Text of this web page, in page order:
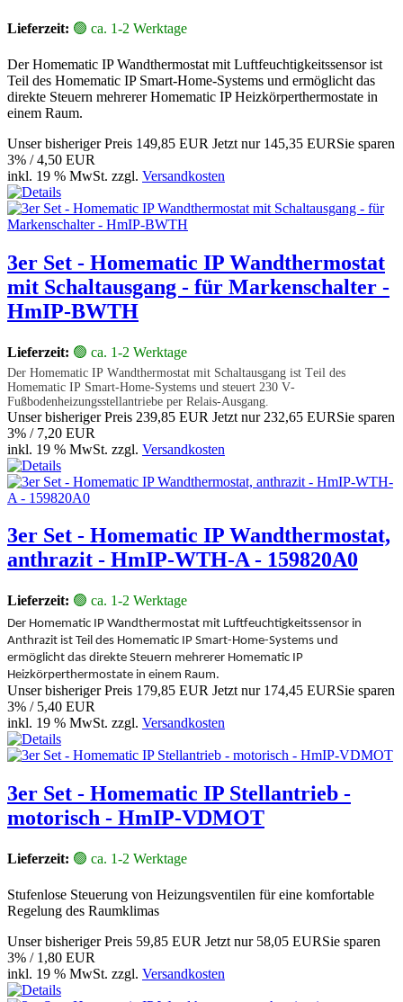
Lieferzeit: 🟢 ca. 1-2 Werktage
Der Homematic IP Wandthermostat mit Luftfeuchtigkeitssensor ist
Teil des Homematic IP Smart-Home-Systems und ermöglicht das
direkte Steuern mehrerer Homematic IP Heizkörperthermostate in
einem Raum.
Unser bisheriger Preis 149,85 EUR Jetzt nur 145,35 EURSie sparen
3% / 4,50 EUR
inkl. 19 % MwSt. zzgl. Versandkosten
3er Set - Homematic IP Wandthermostat
mit Schaltausgang - für Markenschalter -
HmIP-BWTH
Lieferzeit: 🟢 ca. 1-2 Werktage
Der Homematic IP Wandthermostat mit Schaltausgang ist Teil des
Homematic IP Smart-Home-Systems und steuert 230 V-
Fußbodenheizungsstellantriebe per Relais-Ausgang.
Unser bisheriger Preis 239,85 EUR Jetzt nur 232,65 EURSie sparen
3% / 7,20 EUR
inkl. 19 % MwSt. zzgl. Versandkosten
3er Set - Homematic IP Wandthermostat,
anthrazit - HmIP-WTH-A - 159820A0
Lieferzeit: 🟢 ca. 1-2 Werktage
Der Homematic IP Wandthermostat mit Luftfeuchtigkeitssensor in
Anthrazit ist Teil des Homematic IP Smart-Home-Systems und
ermöglicht das direkte Steuern mehrerer Homematic IP
Heizkörperthermostate in einem Raum.
Unser bisheriger Preis 179,85 EUR Jetzt nur 174,45 EURSie sparen
3% / 5,40 EUR
inkl. 19 % MwSt. zzgl. Versandkosten
3er Set - Homematic IP Stellantrieb -
motorisch - HmIP-VDMOT
Lieferzeit: 🟢 ca. 1-2 Werktage
Stufenlose Steuerung von Heizungsventilen für eine komfortable
Regelung des Raumklimas
Unser bisheriger Preis 59,85 EUR Jetzt nur 58,05 EURSie sparen
3% / 1,80 EUR
inkl. 19 % MwSt. zzgl. Versandkosten